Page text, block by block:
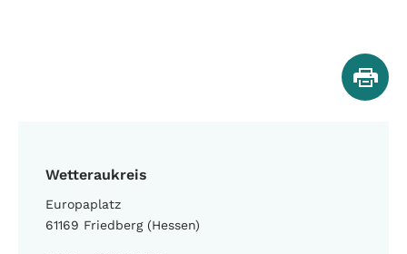
Wetteraukreis
Europaplatz
61169 Friedberg (Hessen)